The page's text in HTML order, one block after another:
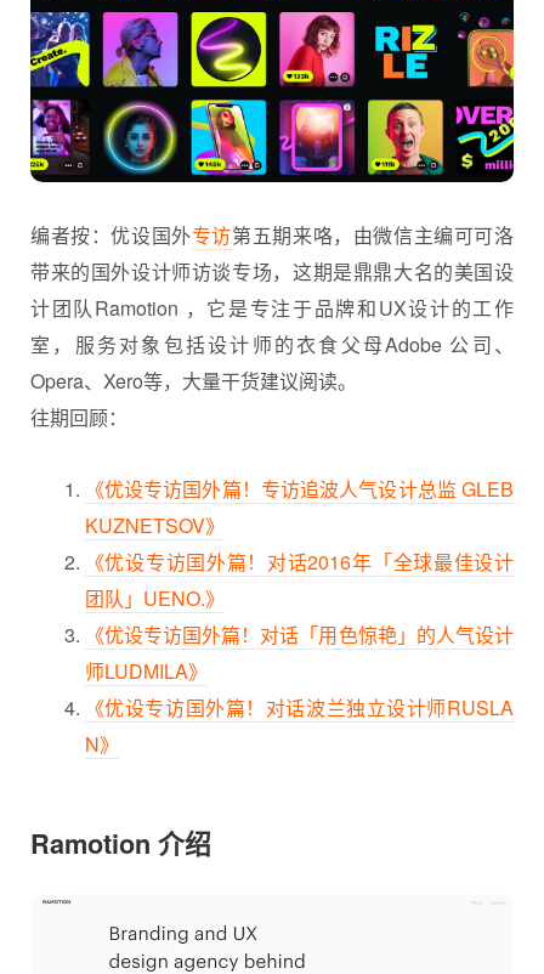
编者按：优设国外专访第五期来咯，由微信主编可可洛
带来的国外设计师访谈专场，这期是鼎鼎大名的美国设
计团队Ramotion ，它是专注于品牌和UX设计的工作
室，服务对象包括设计师的衣食父母Adobe 公司、
Opera、Xero等，大量干货建议阅读。
往期回顾：
《优设专访国外篇！专访追波人气设计总监 GLEB
KUZNETSOV》
《优设专访国外篇！对话2016年「全球最佳设计
团队」UENO.》
《优设专访国外篇！对话「用色惊艳」的人气设计
师LUDMILA》
《优设专访国外篇！对话波兰独立设计师RUSLA
N》
Ramotion 介绍